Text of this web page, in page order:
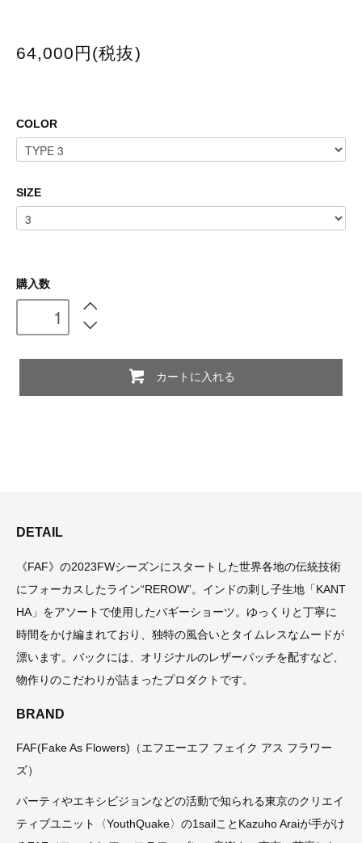
64,000円(税抜)
COLOR
SIZE
購入数
カートに入れる
DETAIL
《FAF》の2023FWシーズンにスタートした世界各地の伝統技術
にフォーカスしたライン“REROW”。インドの刺し子生地「KANT
HA」をアソートで使用したバギーショーツ。ゆっくりと丁寧に
時間をかけ編まれており、独特の風合いとタイムレスなムードが
漂います。バックには、オリジナルのレザーパッチを配すなど、
物作りのこだわりが詰まったプロダクトです。
BRAND
FAF(Fake As Flowers)（エフエーエフ フェイク アス フラワー
ズ）
パーティやエキシビジョンなどの活動で知られる東京のクリエイ
ティブユニット〈YouthQuake〉の1sailことKazuho Araiが手がけ